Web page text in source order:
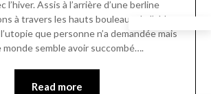
Assis à l’arrière d’une berline
à travers les hauts bouleaux de l’oblast
que personne n’a demandée mais
semble avoir succombé….
Read more